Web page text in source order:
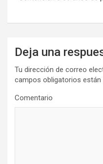
Deja una
Tu dirección de correo
campos obligatorios
Comentario